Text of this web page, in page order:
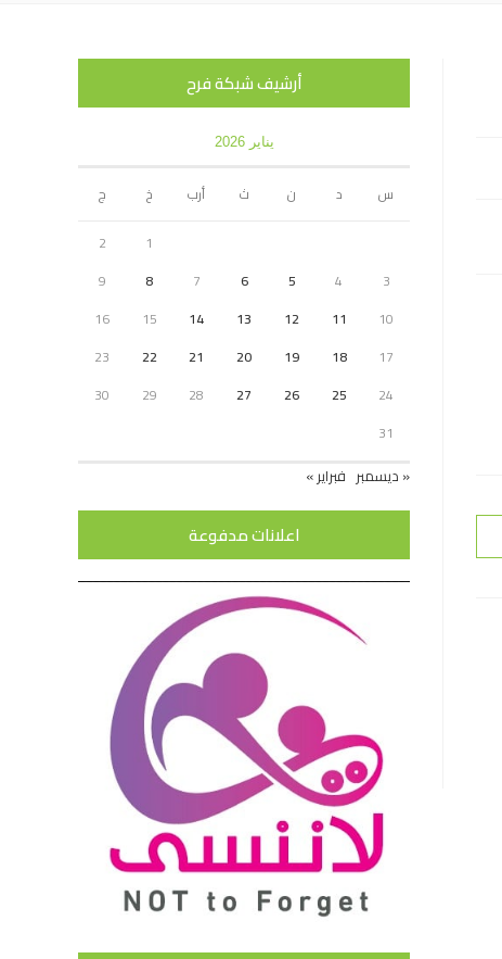
أرشيف شبكة فرح
يناير 2026
س د ن ث أرب خ
ج
1
2
3
4
5
6
7
8
9
10
11
12
13
14
15
16
17
18
19
20
21
22
23
24
25
26
27
28
29
30
31
« ديسمبر فبراير »
اعلانات مدفوعة